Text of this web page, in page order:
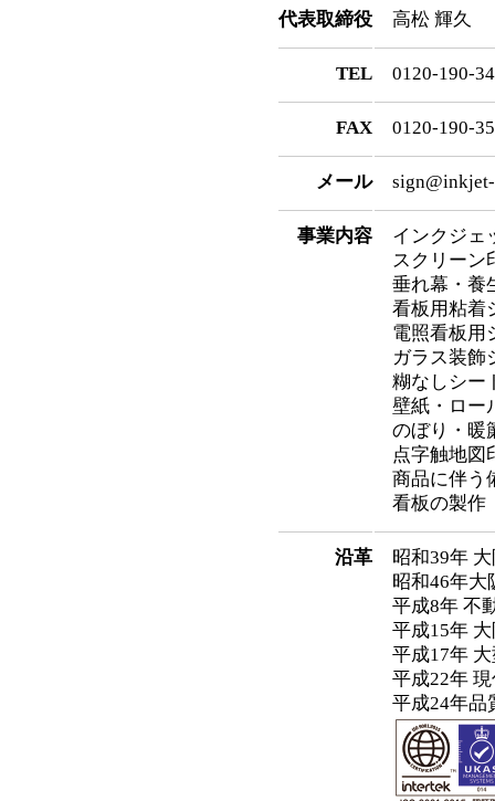
代表取締役 高松 輝久
TEL 0120-190-
FAX 0120-190-
メール
事業内容
インクジェ
スクリーン
垂れ幕・養
看板用粘着
電照看板用
ガラス装飾
糊なしシー
壁紙・ロー
のぼり・暖
点字触地図
商品に伴う
看板の製作
沿革
昭和39年
昭和46年大
平成8年 不
平成15年
平成17年
平成22年
平成24年品